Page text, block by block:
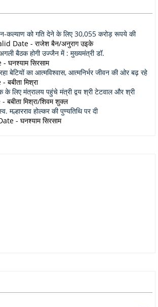
कल्याण को गति देने के लिए 30,055 करोड़ रूपये की
Date - राजेश बैन/अनुराग उइके
अगली बैठक होगी उज्जैन में : मुख्यमंत्री डॉ.
- घनश्याम सिरसाम
बेटियों का आत्मविश्वास, आत्मनिर्भर जीवन की ओर बढ़ रहे
- बबीता मिश्रा
के लिए मंत्रालय पहुंचे मंत्री द्वय श्री टेटवाल और श्री
- बबीता मिश्रा/शिवम शुक्ल
मल्हारराव होल्कर की पुण्यतिथि पर दी
- घनश्याम सिरसाम